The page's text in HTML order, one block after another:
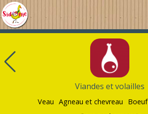
Au
Sidonie
Viandes et volailles
Veau Agneau et chevreau Boeuf